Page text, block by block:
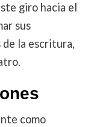
giro hacia el
sus
la escritura,
como